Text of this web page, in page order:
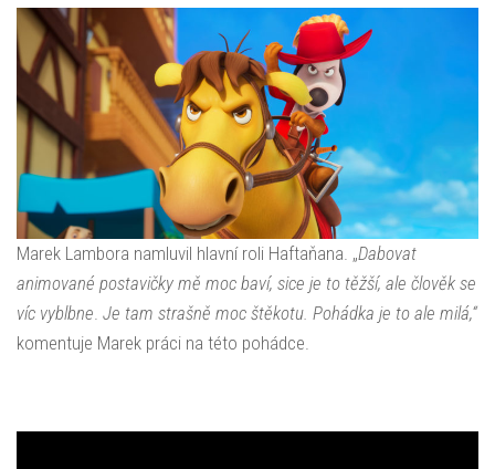
Marek Lambora namluvil hlavní roli Haftaňana. „Dabovat
animované postavičky mě moc baví, sice je to těžší, ale člověk se
víc vyblbne Je tam strašně moc štěkotu. Pohádka je to ale milá,“
komentuje Marek práci na této pohádce.